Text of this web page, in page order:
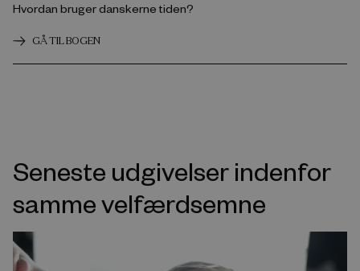
Hvordan bruger danskerne tiden?
GÅ TIL BOGEN
Seneste udgivelser indenfor
samme velfærdsemne